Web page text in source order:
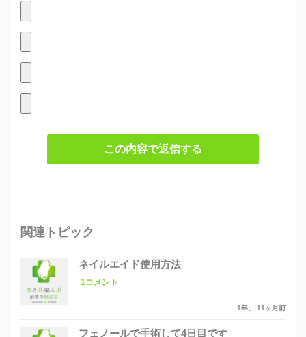
この内容で返信する
関連トピック
ネイルエイド使用方法
1コメント
1年、 11ヶ月前
フェノールで手術して4日目です